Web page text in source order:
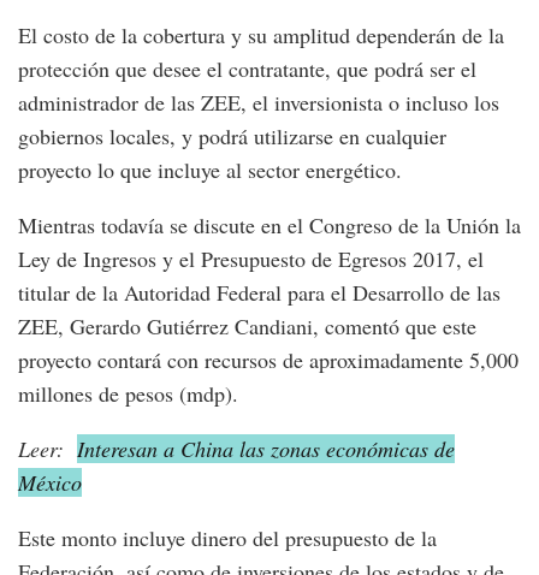
El costo de la cobertura y su amplitud dependerán de la
protección que desee el contratante, que podrá ser el
administrador de las ZEE, el inversionista o incluso los
gobiernos locales, y podrá utilizarse en cualquier
proyecto lo que incluye al sector energético.
Mientras todavía se discute en el Congreso de la Unión la
Ley de Ingresos y el Presupuesto de Egresos 2017, el
titular de la Autoridad Federal para el Desarrollo de las
ZEE, Gerardo Gutiérrez Candiani, comentó que este
proyecto contará con recursos de aproximadamente 5,000
millones de pesos (mdp).
Leer: Interesan a China las zonas económicas de
México
Este monto incluye dinero del presupuesto de la